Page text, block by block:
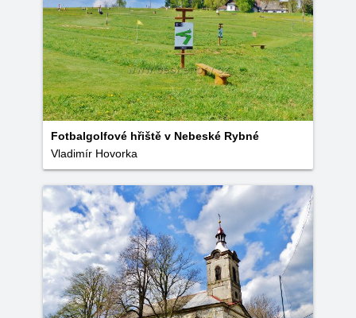
Fotbalgolfové hřiště v Nebeské Rybné
Vladimír Hovorka